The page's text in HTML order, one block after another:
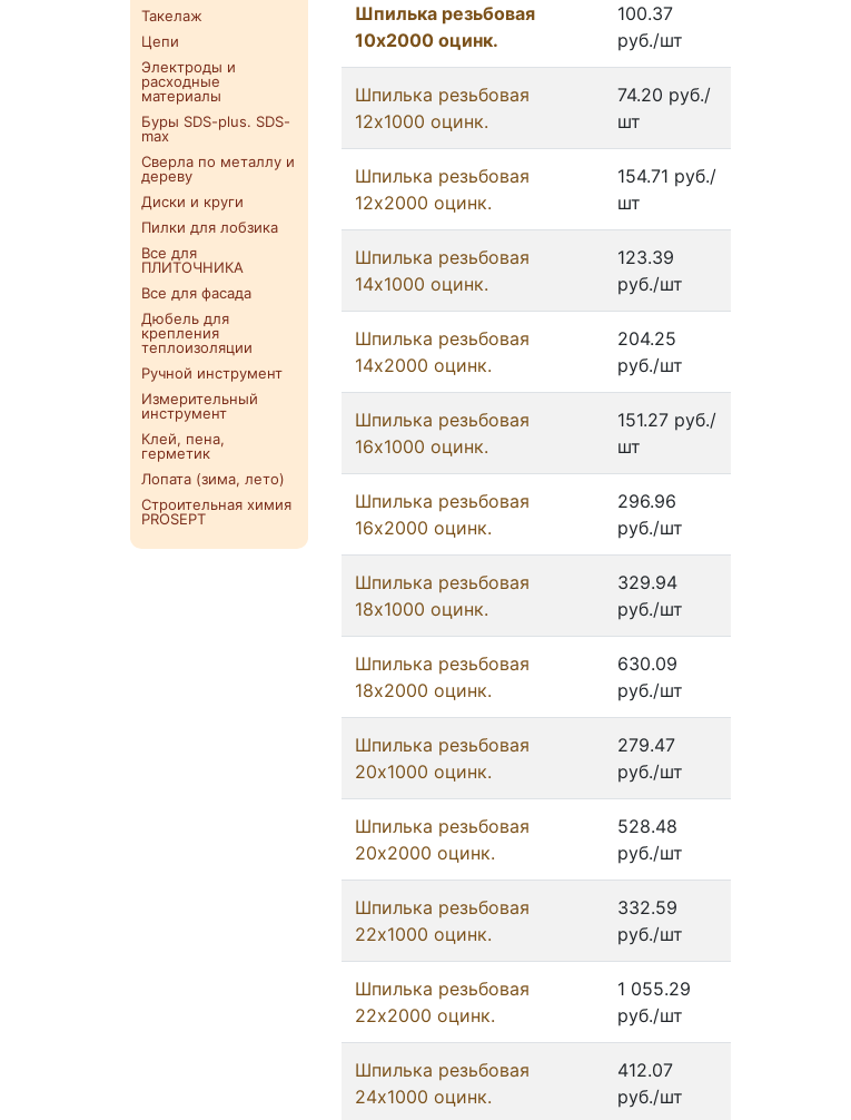
Такелаж
Цепи
Электроды и
расходные
материалы
Буры SDS-plus. SDS-
max
Сверла по металлу и
дереву
Диски и круги
Пилки для лобзика
Все для
ПЛИТОЧНИКА
Все для фасада
Дюбель для
крепления
теплоизоляции
Ручной инструмент
Измерительный
инструмент
Клей, пена,
герметик
Лопата (зима, лето)
Строительная химия
PROSEPT
Шпилька резьбовая
10x2000 оцинк.
100.37
руб./шт
Шпилька резьбовая
12x1000 оцинк.
74.20 руб./
шт
Шпилька резьбовая
12x2000 оцинк.
154.71 руб./
шт
Шпилька резьбовая
14x1000 оцинк.
123.39
руб./шт
Шпилька резьбовая
14x2000 оцинк.
204.25
руб./шт
Шпилька резьбовая
16x1000 оцинк.
151.27 руб./
шт
Шпилька резьбовая
16x2000 оцинк.
296.96
руб./шт
Шпилька резьбовая
18x1000 оцинк.
329.94
руб./шт
Шпилька резьбовая
18x2000 оцинк.
630.09
руб./шт
Шпилька резьбовая
20x1000 оцинк.
279.47
руб./шт
Шпилька резьбовая
20x2000 оцинк.
528.48
руб./шт
Шпилька резьбовая
22x1000 оцинк.
332.59
руб./шт
Шпилька резьбовая
22x2000 оцинк.
1 055.29
руб./шт
Шпилька резьбовая
24x1000 оцинк.
412.07
руб./шт